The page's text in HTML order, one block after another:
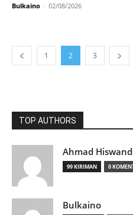
Bulkaino - 02/08/2026
1 2 3
TOP AUTHORS
Ahmad
99 KIRIMAN 0
Bulkaino